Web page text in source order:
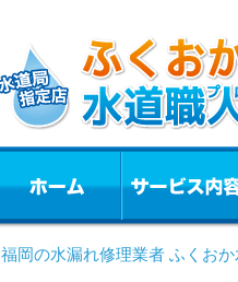
福岡の水漏れ修理業者 ふくおか